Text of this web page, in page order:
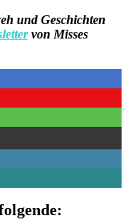
und Geschichten
von Misses